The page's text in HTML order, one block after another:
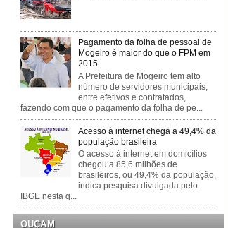
Pagamento da folha de pessoal de
Mogeiro é maior do que o FPM em
2015
A Prefeitura de Mogeiro tem alto
número de servidores municipais,
entre efetivos e contratados,
fazendo com que o pagamento da folha de pe...
Acesso à internet chega a 49,4% da
população brasileira
O acesso à internet em domicílios
chegou a 85,6 milhões de
brasileiros, ou 49,4% da população,
indica pesquisa divulgada pelo
IBGE nesta q...
OUÇAM